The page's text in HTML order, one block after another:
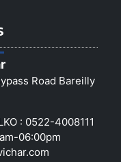
Road Bareilly
: 0522-4008111
06:00pm